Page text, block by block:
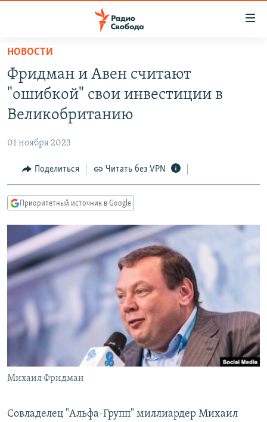
упрощенного
доступа
Вернуться
основному
Вернутся
Вернутся
поиску
ПОДКАСТЫ
АВТОРСКИЕ ПРОЕКТЫ
МНЕНИЯ
КУЛЬТУРА
КАВКАЗ.РЕАЛИИ
СЕВЕР.РЕАЛИИ
СИБИРЬ.РЕАЛИИ
РАСПИСАНИЕ ВЕЩАНИЯ
ПОДПИШИТЕСЬ НА РАССЫЛКУ
СОЦИАЛЬНЫЕ СЕТИ
Все сайты РСЕ/РС
НОВОСТИ
Фридман и Авен считают
"ошибкой" свои инвестиции в
Великобританию
01 ноября 2023
Поделиться Читать без VPN
Приоритетный источник в Google
Михаил Фридман
Совладелец "Альфа-Групп" миллиардер Михаил